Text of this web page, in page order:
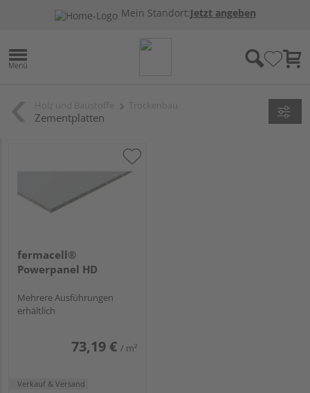
Mein Standort:Jetzt angeben
Zementplatten
fermacell®
Powerpanel HD
Mehrere Ausführungen
erhältlich
73,19 € / m²
Verkauf & Versand